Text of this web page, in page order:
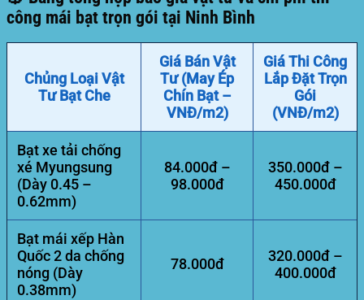
công mái bạt trọn gói tại Ninh Bình
Chủng Loại Vật
Tư Bạt Che
Giá Bán Vật
Tư (May Ép
Chín Bạt –
VNĐ/m2)
Giá Thi Công
Lắp Đặt Trọn
Gói
(VNĐ/m2)
Bạt xe tải chống
xé Myungsung
(Dày 0.45 –
0.62mm)
84.000đ –
98.000đ
350.000đ –
450.000đ
Bạt mái xếp Hàn
Quốc 2 da chống
nóng (Dày
0.38mm)
78.000đ
320.000đ –
400.000đ